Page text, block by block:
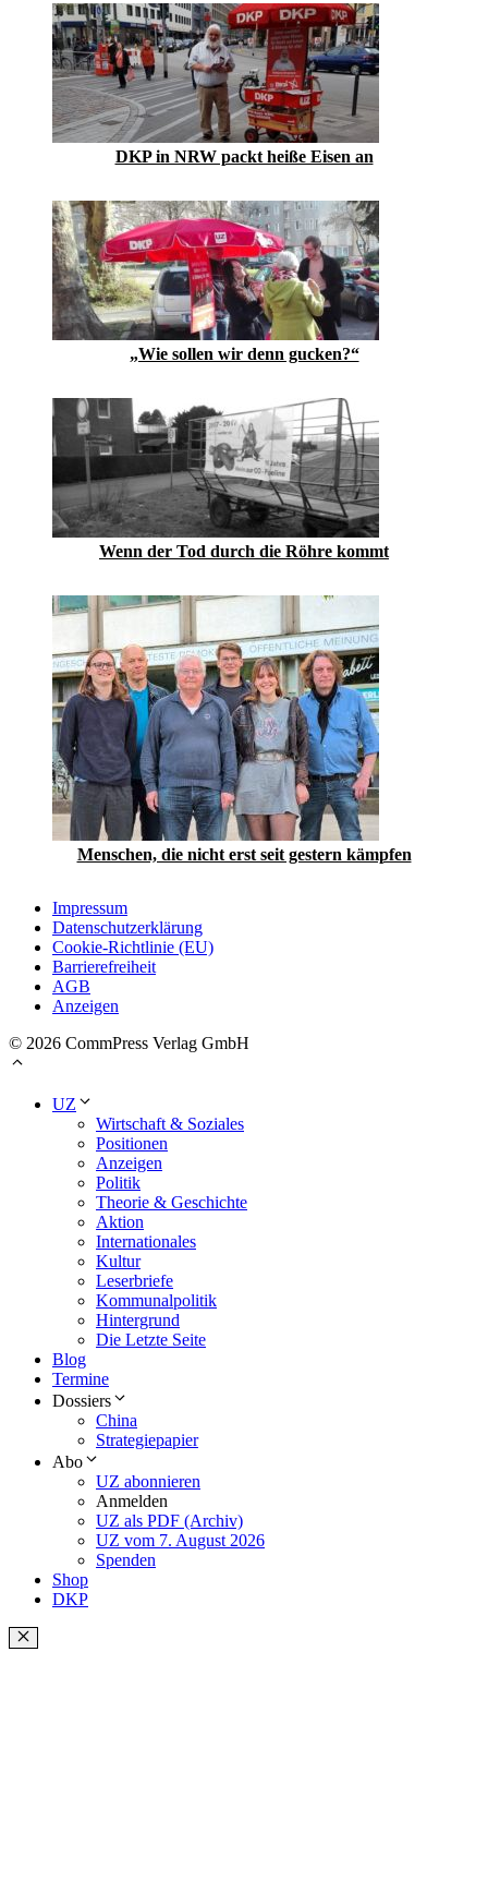
DKP in NRW packt heiße Eisen an
„Wie sollen wir denn gucken?“
Wenn der Tod durch die Röhre kommt
Menschen, die nicht erst seit gestern kämpfen
Impressum
Datenschutzerklärung
Cookie-Richtlinie (EU)
Barrierefreiheit
AGB
Anzeigen
© 2026 CommPress Verlag GmbH
UZ
Wirtschaft & Soziales
Positionen
Anzeigen
Politik
Theorie & Geschichte
Aktion
Internationales
Kultur
Leserbriefe
Kommunalpolitik
Hintergrund
Die Letzte Seite
Blog
Termine
Dossiers
China
Strategiepapier
Abo
UZ abonnieren
Anmelden
UZ als PDF (Archiv)
UZ vom 7. August 2026
Spenden
Shop
DKP
Schließen